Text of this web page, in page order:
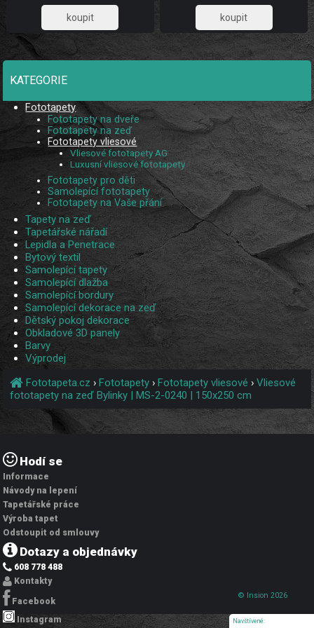
1 032,23 885,95
KATEGORIE
Fototapety
Fototapety na dveře
Fototapety na zeď
Fototapety vliesové
Vliesové fototapety AG
Luxusní vliesové fototapety
Fototapety pro děti
Samolepící fototapety
Fototapety na Vaše přání
Tapety na zeď
Tapetářské nářadí
Lepidla a Penetrace
Bytový textil
Samolepící tapety
Samolepící dlažba
Samolepící bordury
Samolepící dekorace na zeď
Dětský pokoj dekorace
Obkladové 3D panely
Barvy
Výprodej
Fototapeta.cz ›Fototapety ›Fototapety vliesové ›Vliesové
fototapety na zeď Bylinky | MS-2-0240 | 150x250 cm
Hodí se
Informace
Návody na lepení
Tapetářské práce
Výroba tapet
Odstoupit od smlouvy
Dotazy a objednávky
608 778 488
Kontakty
Facebook
Instagram
© Insion 2026
Navštívené: